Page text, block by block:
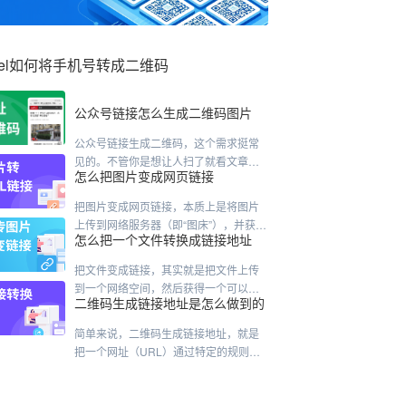
如何将手机号转成二维码
公众号链接怎么生成二维码图片
公众号链接生成二维码，这个需求挺常
见的。不管你是想让人扫了就看文章，
还是扫了就能关注账号，做法其实差不
说最快的方法，用公众号后台自带的。
这个只针对文章。你登录后台，进到内
容管理，找到那篇已经发过的文章。点
进去之后，右上角附近有个"生成二维
码"的按钮——有的版本可能在"更多"菜
单里头藏着。点一下，二维码就出来
有效的，文章不删
怎么把图片变成网页链接
把图片变成网页链接，本质上是将图片
上传到网络服务器（即“图床”），并获得
一个专属的网络地址（URL）。这样，
图片。以下是几种主流、实用的方法，
你可以根据需求选择：主流方法对比方
法推荐工具/平台核心特点适合人群在线
工具（最推荐）Cloudinary、Maiimg、I
mgBB、蜜蜂图床无需注册，打开网页即
怎么把一个文件转换成链接地址
把文件变成链接，其实就是把文件上传
到一个网络空间，然后获得一个可以访
问它的网址。具体怎么做，有几种常见
方式：用网盘这是大家最熟悉的方法，
比如百度网盘、阿里云盘等。操作很简
二维码生成链接地址是怎么做到的
简单来说，二维码生成链接地址，就是
把一个网址（URL）通过特定的规则，